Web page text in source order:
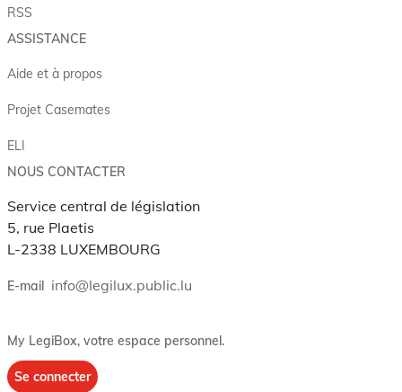
RSS
ASSISTANCE
Aide et à propos
Projet Casemates
ELI
NOUS CONTACTER
Service central de législation
5, rue Plaetis
L-2338 LUXEMBOURG
E-mail info@legilux.public.lu
My LegiBox, votre espace personnel.
Se connecter